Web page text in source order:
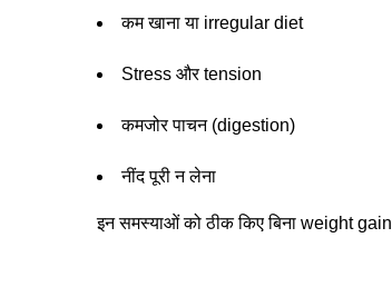
कम खाना या irregular diet
Stress और tension
कमजोर पाचन (digestion)
नींद पूरी न लेना
इन समस्याओं को ठीक किए बिना weight gain